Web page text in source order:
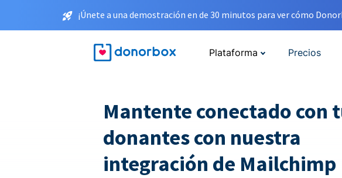
¡Únete a una demostración en de 30 minutos para ver cómo
Plataforma Precios
Mantente conectado con
donantes con nuestra
integración de Mailchimp